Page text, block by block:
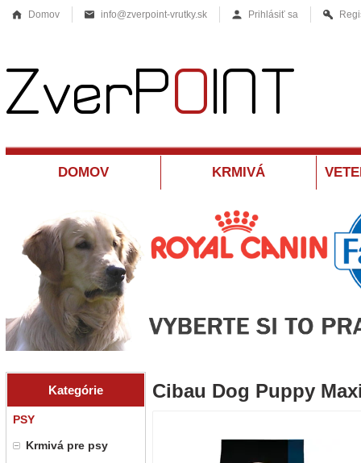
Domov info@zverpoint-vrutky.sk Prihlásiť sa
DOMOV KRMIVÁ
Kategórie
PSY
Krmivá pre psy
Cibau Dog Puppy